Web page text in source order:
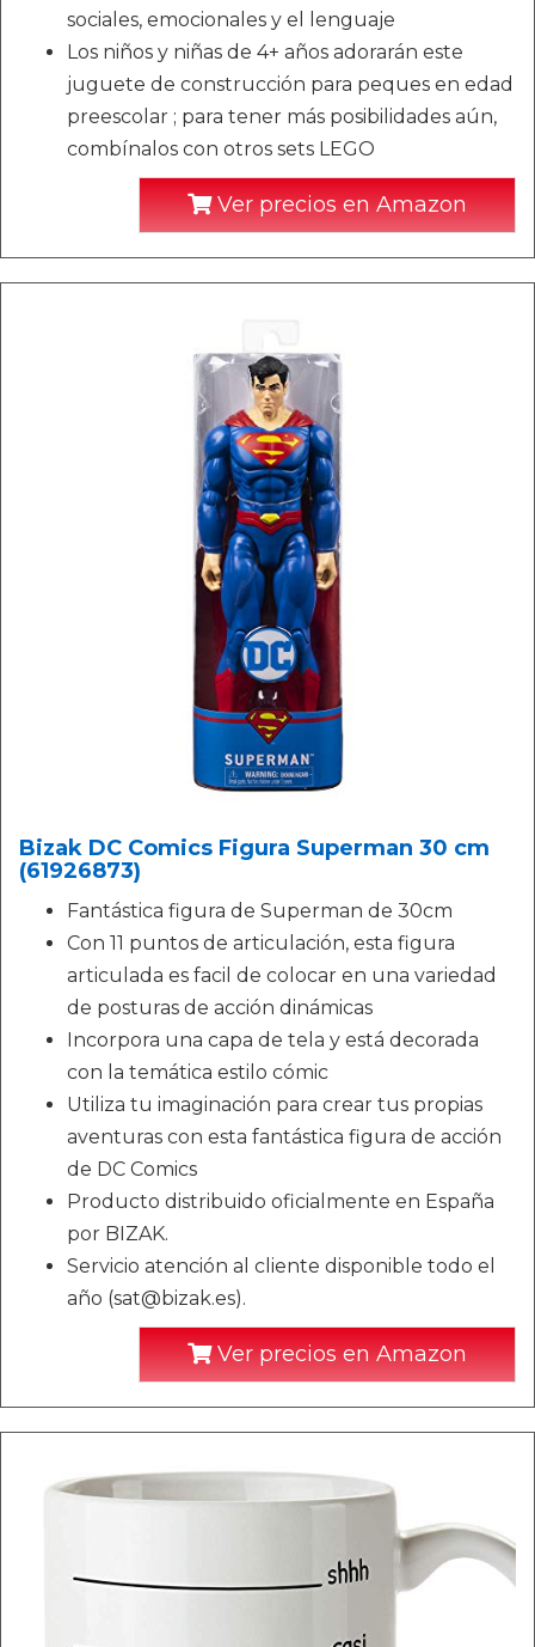
sociales, emocionales y el lenguaje
Los niños y niñas de 4+ años adorarán este
juguete de construcción para peques en edad
preescolar ; para tener más posibilidades aún,
combínalos con otros sets LEGO
Ver precios en Amazon
Bizak DC Comics Figura Superman 30 cm
(61926873)
Fantástica figura de Superman de 30cm
Con 11 puntos de articulación, esta figura
articulada es facil de colocar en una variedad
de posturas de acción dinámicas
Incorpora una capa de tela y está decorada
con la temática estilo cómic
Utiliza tu imaginación para crear tus propias
aventuras con esta fantástica figura de acción
de DC Comics
Producto distribuido oficialmente en España
por BIZAK.
Servicio atención al cliente disponible todo el
año (sat@bizak.es).
Ver precios en Amazon